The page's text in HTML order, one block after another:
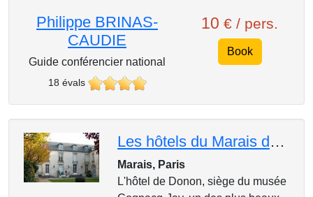
Philippe BRINAS-
CAUDIE
Guide conférencier national
18 évals
10 € / pers.
Book
Les hôtels du Marais des salons de l'hôtel de Donon, siège du Musée Cognacq-Jay, à l'hôtel de Soubis
Marais, Paris
L'hôtel de Donon, siège du musée